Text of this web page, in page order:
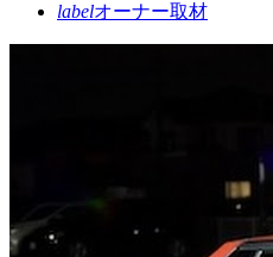
labelオーナー取材